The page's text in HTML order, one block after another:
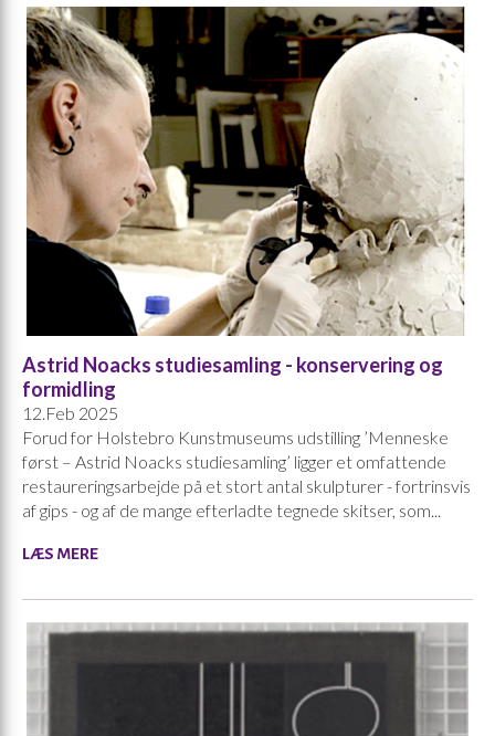
Astrid Noacks studiesamling - konservering og
formidling
12.Feb 2025
Forud for Holstebro Kunstmuseums udstilling ’Menneske
først – Astrid Noacks studiesamling’ ligger et omfattende
restaureringsarbejde på et stort antal skulpturer - fortrinsvis
af gips - og af de mange efterladte tegnede skitser, som...
LÆS MERE